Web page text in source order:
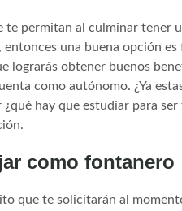
te permitan al culminar tener
una buena opción
lograrás obtener buenos
como autónomo. ¿Ya
hay que estudiar para
como fontanero
que te solicitarán al